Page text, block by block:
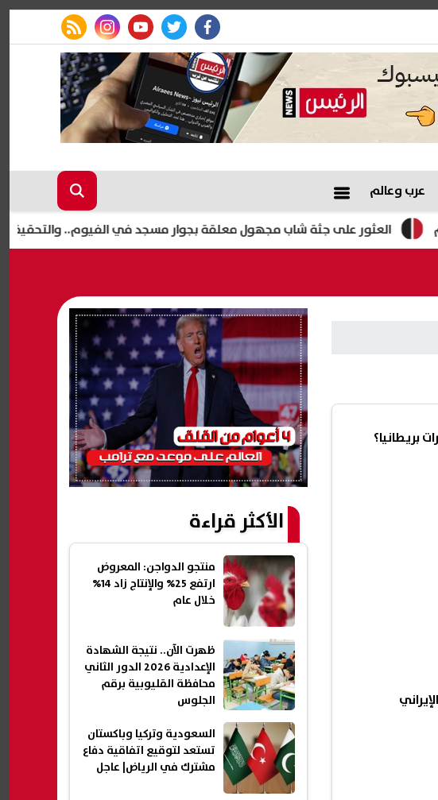
facebook
twitter
youtube
instagram
rss feed
عرب وعالم
على جثة شاب مجهول معلقة بجوار مسجد في الفيوم.. والتحقيقات تكشف
بريطانيا؟
الأكثر قراءة
منتجو الدواجن: المعروض
ارتفع 25% والإنتاج زاد 14%
خلال عام
ظهرت الآن.. نتيجة الشهادة
الإعدادية 2026 الدور الثاني
محافظة القليوبية برقم
الجلوس
السعودية وتركيا وباكستان
تستعد لتوقيع اتفاقية دفاع
مشترك في الرياض| عاجل